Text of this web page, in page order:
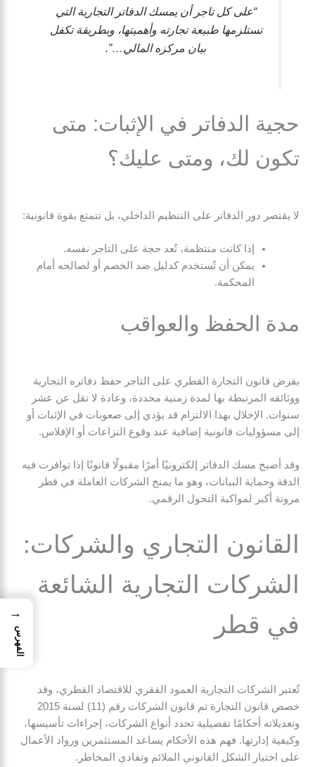
“على كل تاجر أن يمسك الدفاتر التجارية التي
تستلزمها طبيعة تجارته وأهميتها، وبطريقة تكفل
بيان مركزه المالي…”.
حجية الدفاتر في الإثبات: متى
تكون لك، ومتى عليك؟
لا يقتصر دور الدفاتر على التنظيم الداخلي، بل تتمتع بقوة قانونية:
إذا كانت منتظمة، تُعد حجة على التاجر نفسه.
يمكن أن تُستخدم كدليل ضد الخصم أو لصالحه أمام
المحكمة.
مدة الحفظ والعواقب
يفرض قانون التجارة القطري على التاجر حفظ دفاتره التجارية
ووثائقه المرتبطة بها لمدة زمنية محددة، وعادة لا تقل عن عشر
سنوات. الإخلال بهذا الالتزام قد يؤدي إلى صعوبات في الإثبات أو
إلى مسؤوليات قانونية إضافية عند وقوع النزاعات أو الإفلاس.
وقد أصبح مسك الدفاتر إلكترونيًا أمرًا مقبولًا قانونًا إذا توافرت فيه
الدقة وحماية البيانات، وهو ما يمنح الشركات العاملة في قطر
مرونة أكبر لمواكبة التحول الرقمي.
القانون التجاري والشركات:
الشركات التجارية الشائعة
في قطر
تُعتبر الشركات التجارية العمود الفقري للاقتصاد القطري، وقد
خصص قانون التجارة ثم قانون الشركات رقم (11) لسنة 2015
وتعديلاته أحكامًا تفصيلية تحدد أنواع الشركات، إجراءات تأسيسها،
وكيفية إدارتها. فهم هذه الأحكام يساعد المستثمرين ورواد الأعمال
على اختيار الشكل القانوني الملائم وتفادي المخاطر.
→
الفهرس